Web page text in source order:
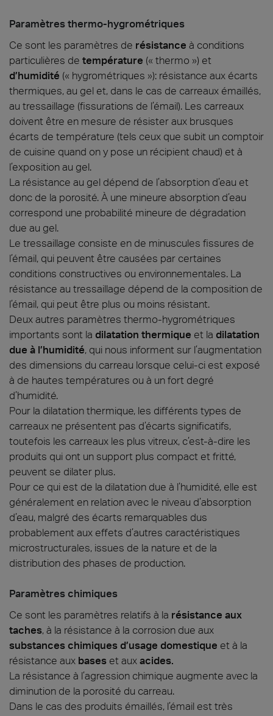
Paramètres thermo-hygrométriques
Ce sont les paramètres de résistance à conditions
particulières de température (« thermo ») et
d’humidité (« hygrométriques »): résistance aux écarts
thermiques, au gel et, dans le cas de carreaux émaillés,
au tressaillage (fissurations de l’émail). Les carreaux
doivent être en mesure de résister aux brusques
écarts de température (tels ceux que subit un comptoir
de cuisine quand on y pose un récipient chaud) et à
l’exposition au gel.
La résistance au gel dépend de l’absorption d’eau et
donc de la porosité. À une mineure absorption d’eau
correspond une probabilité mineure de dégradation
due au gel.
Le tressaillage consiste en de minuscules fissures de
l’émail, qui peuvent être causées par certaines
conditions constructives ou environnementales. La
résistance au tressaillage dépend de la composition de
l’émail, qui peut être plus ou moins résistant.
Deux autres paramètres thermo-hygrométriques
importants sont la dilatation thermique et la dilatation
due à l’humidité, qui nous informent sur l’augmentation
des dimensions du carreau lorsque celui-ci est exposé
à de hautes températures ou à un fort degré
d’humidité.
Pour la dilatation thermique, les différents types de
carreaux ne présentent pas d’écarts significatifs,
toutefois les carreaux les plus vitreux, c’est-à-dire les
produits qui ont un support plus compact et fritté,
peuvent se dilater plus.
Pour ce qui est de la dilatation due à l’humidité, elle est
généralement en relation avec le niveau d’absorption
d’eau, malgré des écarts remarquables dus
probablement aux effets d’autres caractéristiques
microstructurales, issues de la nature et de la
distribution des phases de production.
Paramètres chimiques
Ce sont les paramètres relatifs à la résistance aux
taches, à la résistance à la corrosion due aux
substances chimiques d’usage domestique et à la
résistance aux bases et auxacides.
La résistance à l’agression chimique augmente avec la
diminution de la porosité du carreau.
Dans le cas des produits émaillés, l’émail est très